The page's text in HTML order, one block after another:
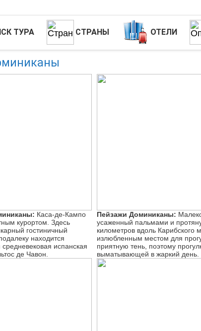
ТУРА СТРАНЫ ОТЕЛИ
Каса-де-Кампо
курортом. Здесь
гостиничный
находится
средневековая испанская
де Чавон.
Пейзажи Доминиканы:
усаженный пальмами и
километров вдоль Карибского
излюбленным местом для
приятную тень, поэтому
выматывающей в жаркий день.